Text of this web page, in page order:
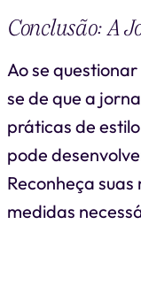
Conclusão: A
Ao se
se de que a
práticas de
pode
Reconheça
medidas